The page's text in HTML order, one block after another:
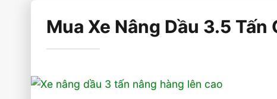
Mua Xe Nâng Dầu 3.5